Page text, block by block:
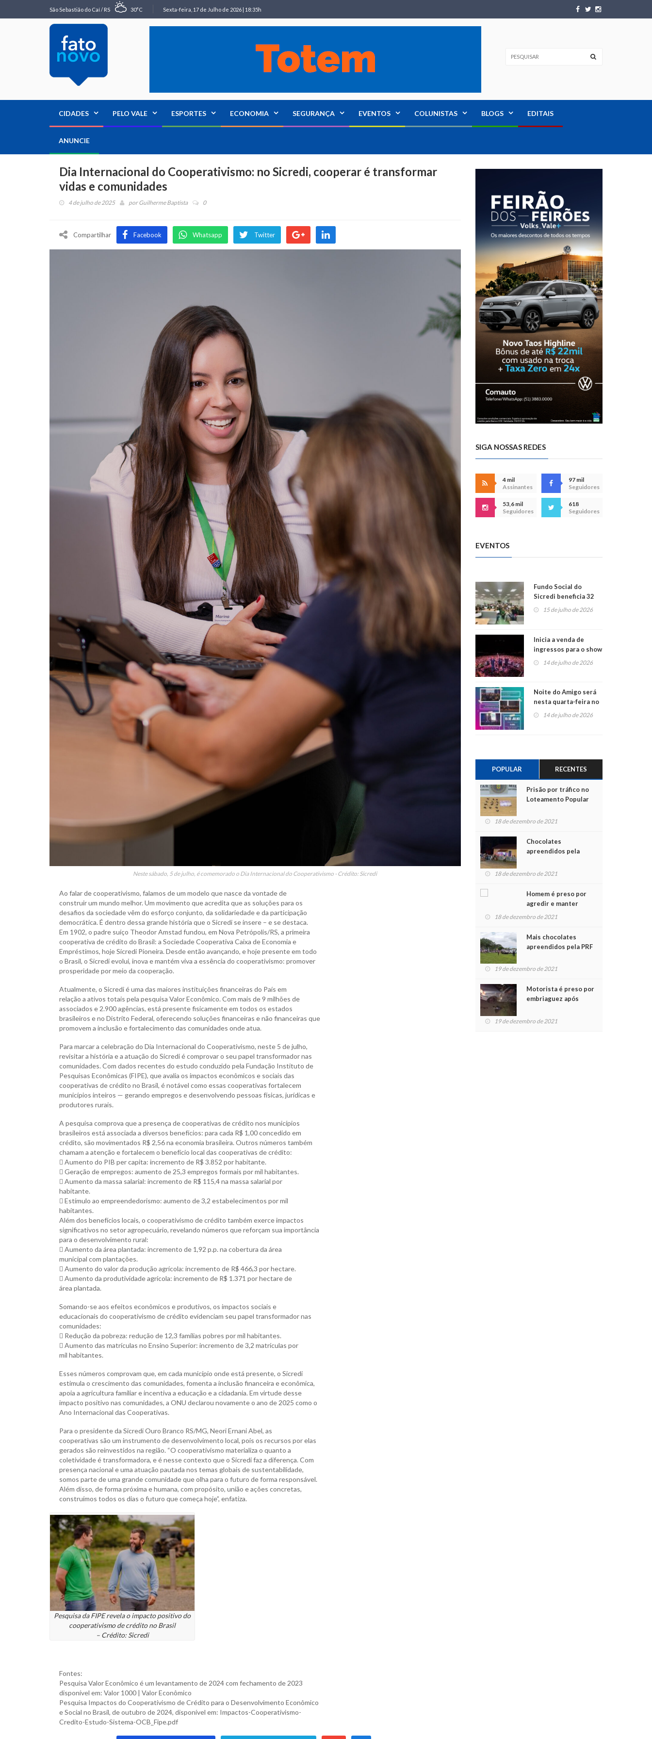
São Sebastião do Caí / RS 30°C Sexta-feira, 17 de Julho de 2026 | 18:35h
CIDADES PELO VALE ESPORTES ECONOMIA SEGURANÇA EVENTOS COLUNISTAS BLOGS EDITAIS
ANUNCIE
Dia Internacional do Cooperativismo: no Sicredi, cooperar é transformar
vidas e comunidades
4 de julho de 2025 porGuilherme Baptista 0
Compartilhar Facebook Whatsapp Twitter
Neste sábado, 5 de julho, é comemorado o Dia Internacional do Cooperativismo - Crédito: Sicredi
Ao falar de cooperativismo, falamos de um modelo que nasce da vontade de
construir um mundo melhor. Um movimento que acredita que as soluções para os
desafios da sociedade vêm do esforço conjunto, da solidariedade e da participação
democrática. É dentro dessa grande história que o Sicredi se insere – e se destaca.
Em 1902, o padre suíço Theodor Amstad fundou, em Nova Petrópolis/RS, a primeira
cooperativa de crédito do Brasil: a Sociedade Cooperativa Caixa de Economia e
Empréstimos, hoje Sicredi Pioneira. Desde então avançando, e hoje presente em todo
o Brasil, o Sicredi evolui, inova e mantém viva a essência do cooperativismo: promover
prosperidade por meio da cooperação.
Atualmente, o Sicredi é uma das maiores instituições financeiras do País em
relação a ativos totais pela pesquisa Valor Econômico. Com mais de 9 milhões de
associados e 2.900 agências, está presente fisicamente em todos os estados
brasileiros e no Distrito Federal, oferecendo soluções financeiras e não financeiras que
promovem a inclusão e fortalecimento das comunidades onde atua.
Para marcar a celebração do Dia Internacional do Cooperativismo, neste 5 de julho,
revisitar a história e a atuação do Sicredi é comprovar o seu papel transformador nas
comunidades. Com dados recentes do estudo conduzido pela Fundação Instituto de
Pesquisas Econômicas (FIPE), que avalia os impactos econômicos e sociais das
cooperativas de crédito no Brasil, é notável como essas cooperativas fortalecem
municípios inteiros — gerando empregos e desenvolvendo pessoas físicas, jurídicas e
produtores rurais.
A pesquisa comprova que a presença de cooperativas de crédito nos municípios
brasileiros está associada a diversos benefícios: para cada R$ 1,00 concedido em
crédito, são movimentados R$ 2,56 na economia brasileira. Outros números também
chamam a atenção e fortalecem o benefício local das cooperativas de crédito:
 Aumento do PIB per capita: incremento de R$ 3.852 por habitante.
 Geração de empregos: aumento de 25,3 empregos formais por mil habitantes.
 Aumento da massa salarial: incremento de R$ 115,4 na massa salarial por
habitante.
 Estímulo ao empreendedorismo: aumento de 3,2 estabelecimentos por mil
habitantes.
Além dos benefícios locais, o cooperativismo de crédito também exerce impactos
significativos no setor agropecuário, revelando números que reforçam sua importância
para o desenvolvimento rural:
 Aumento da área plantada: incremento de 1,92 p.p. na cobertura da área
municipal com plantações.
 Aumento do valor da produção agrícola: incremento de R$ 466,3 por hectare.
 Aumento da produtividade agrícola: incremento de R$ 1.371 por hectare de
área plantada.
Somando-se aos efeitos econômicos e produtivos, os impactos sociais e
educacionais do cooperativismo de crédito evidenciam seu papel transformador nas
comunidades:
 Redução da pobreza: redução de 12,3 famílias pobres por mil habitantes.
 Aumento das matrículas no Ensino Superior: incremento de 3,2 matrículas por
mil habitantes.
Esses números comprovam que, em cada município onde está presente, o Sicredi
estimula o crescimento das comunidades, fomenta a inclusão financeira e econômica,
apoia a agricultura familiar e incentiva a educação e a cidadania. Em virtude desse
impacto positivo nas comunidades, a ONU declarou novamente o ano de 2025 como o
Ano Internacional das Cooperativas.
Para o presidente da Sicredi Ouro Branco RS/MG, Neori Ernani Abel, as
cooperativas são um instrumento de desenvolvimento local, pois os recursos por elas
gerados são reinvestidos na região. “O cooperativismo materializa o quanto a
coletividade é transformadora, e é nesse contexto que o Sicredi faz a diferença. Com
presença nacional e uma atuação pautada nos temas globais de sustentabilidade,
somos parte de uma grande comunidade que olha para o futuro de forma responsável.
Além disso, de forma próxima e humana, com propósito, união e ações concretas,
construímos todos os dias o futuro que começa hoje”, enfatiza.
Pesquisa da FIPE revela o impacto positivo do
cooperativismo de crédito no Brasil
– Crédito: Sicredi
Fontes:
Pesquisa Valor Econômico é um levantamento de 2024 com fechamento de 2023
disponível em: Valor 1000 | Valor Econômico
Pesquisa Impactos do Cooperativismo de Crédito para o Desenvolvimento Econômico
e Social no Brasil, de outubro de 2024, disponível em: Impactos-Cooperativismo-
Credito-Estudo-Sistema-OCB_Fipe.pdf
SIGA NOSSAS REDES
4 mil
Assinantes
97 mil
Seguidores
53,6 mil
Seguidores
618
Seguidores
EVENTOS
Fundo Social do
Sicredi beneficia 32
projetos em
15 de julho de 2026
Inicia a venda de
ingressos para o show
do Jota Quest nos 45
anos da Sicredi Ouro
14 de julho de 2026
Noite do Amigo será
nesta quarta-feira no
Centro de Cultura de
14 de julho de 2026
POPULAR RECENTES
Prisão por tráfico no
Loteamento Popular
18 de dezembro de 2021
Chocolates
apreendidos pela
para crianças na
18 de dezembro de 2021
Homem é preso por
agredir e manter
mulher em cárcere
18 de dezembro de 2021
Mais chocolates
apreendidos pela PRF
crianças no Natal
19 de dezembro de 2021
Motorista é preso por
embriaguez após
feridos
19 de dezembro de 2021